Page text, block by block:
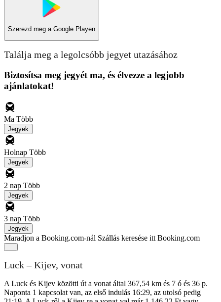
Szerezd meg a Google Playen
Találja meg a legolcsóbb jegyet utazásához
Biztosítsa meg jegyét ma, és élvezze a legjobb
ajánlatokat!
Ma Több
Jegyek
Holnap Több
Jegyek
2 nap Több
Jegyek
3 nap Több
Jegyek
Maradjon a Booking.com-nál Szállás keresése itt Booking.com
Luck – Kijev, vonat
A Luck és Kijev közötti út a vonat által 367,54 km és 7 ó és 36 p.
Naponta 1 kapcsolat van, az első indulás 16:29, az utolsó pedig